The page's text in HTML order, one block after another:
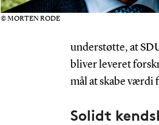
© MORTEN RODE
understøtte, at
bliver leveret
mål at skabe værdi
Solidt